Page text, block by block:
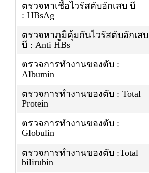
ตรวจหาเชื้อไวรัสตับอักเสบ บี
: HBsAg
ตรวจหาภูมิคุ้มกันไวรัสตับอักเสบ
บี : Anti HBs
ตรวจการทำงานของตับ :
Albumin
ตรวจการทำงานของตับ : Total
Protein
ตรวจการทำงานของตับ :
Globulin
ตรวจการทำงานของตับ :Total
bilirubin